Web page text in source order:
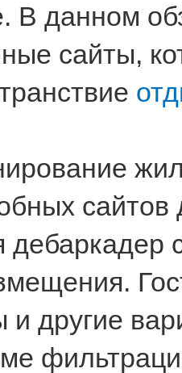
В данном
сайты,
сайтов
дебаркадер
и другие